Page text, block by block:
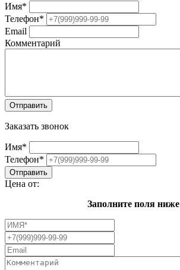
Имя*
Телефон*
Email
Комментарий
Заказать звонок
Имя*
Телефон*
Цена от:
Заполните поля ниже